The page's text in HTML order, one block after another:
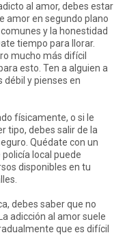
al amor, debes estar
amor en segundo plano
y la honestidad
tiempo para llorar.
mucho más difícil
esto. Ten a alguien a
y pienses en
físicamente, o si le
tipo, debes salir de la
Quédate con un
local puede
disponibles en tu
debes saber que no
adicción al amor suele
que es difícil